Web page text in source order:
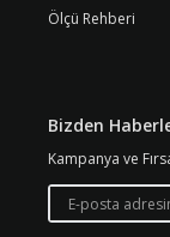
Ölçü Rehberi
Bizden
Kampanya ve